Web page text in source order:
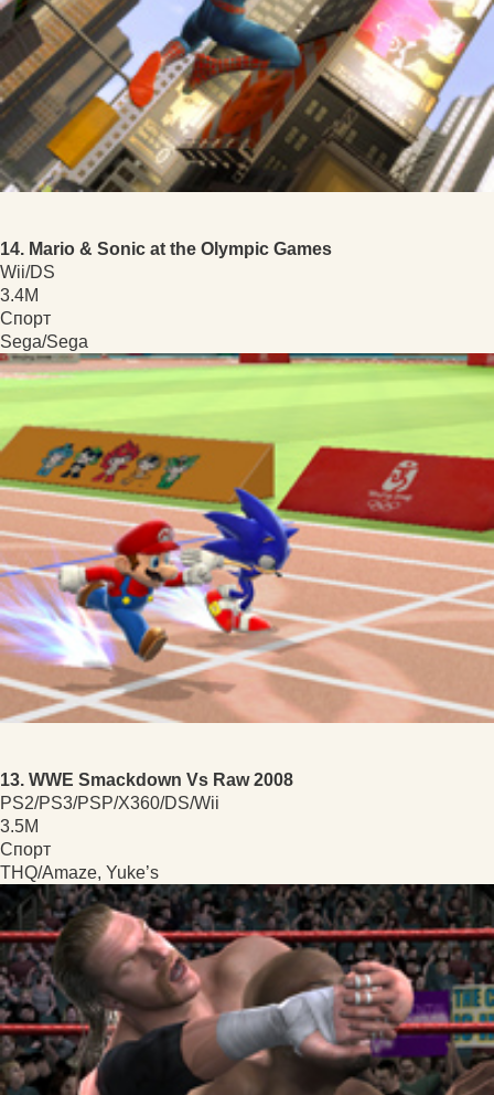
14. Mario & Sonic at the Olympic Games
Wii/DS
3.4M
Спорт
Sega/Sega
13. WWE Smackdown Vs Raw 2008
PS2/PS3/PSP/X360/DS/Wii
3.5M
Спорт
THQ/Amaze, Yuke’s